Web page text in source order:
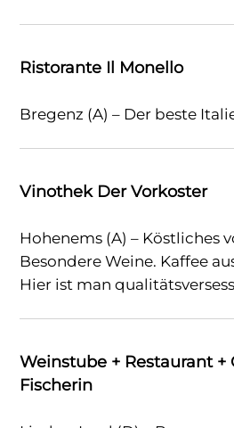
Ristorante Il Monello
Bregenz (A) – Der beste
Vinothek Der Vorkoster
Hohenems (A) – Köstliches
Besondere Weine. Kaffee
Hier ist man
Weinstube + Restaurant +
Fischerin